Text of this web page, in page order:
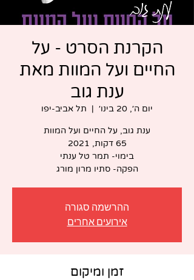
הקרנת הסרט - על
החיים ועל המוות מאת
ענת גוב
יום ה׳, 20 בינו׳
  |
תל אביב-יפו
הפקה- סתיו מרון מורג
ההרשמה סגורה
אירועים אחרים
זמן ומיקום